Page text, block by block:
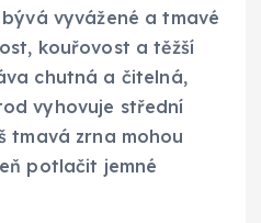
vyvážené a tmavé
kouřovost a těžší
chutná a čitelná,
vyhovuje střední
tmavá zrna mohou
potlačit jemné